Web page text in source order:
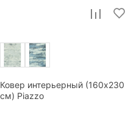
Ковер интерьерный (160x230
см) Piazzo